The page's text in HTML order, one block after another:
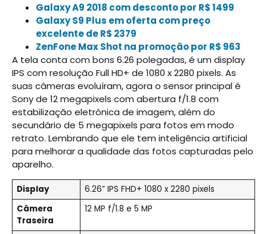
Galaxy A9 2018 com desconto por R$ 1499
Galaxy S9 Plus em oferta com preço
excelente de R$ 2379
ZenFone Max Shot na promoção por R$ 963
A tela conta com bons 6.26 polegadas, é um display
IPS com resolução Full HD+ de 1080 x 2280 pixels. As
suas câmeras evoluíram, agora o sensor principal é
Sony de 12 megapixels com abertura f/1.8 com
estabilização eletrônica de imagem, além do
secundário de 5 megapixels para fotos em modo
retrato. Lembrando que ele tem inteligência artificial
para melhorar a qualidade das fotos capturadas pelo
aparelho.
Display
6.26” IPS FHD+ 1080 x 2280 pixels
Câmera
Traseira
12 MP f/1.8 e 5 MP